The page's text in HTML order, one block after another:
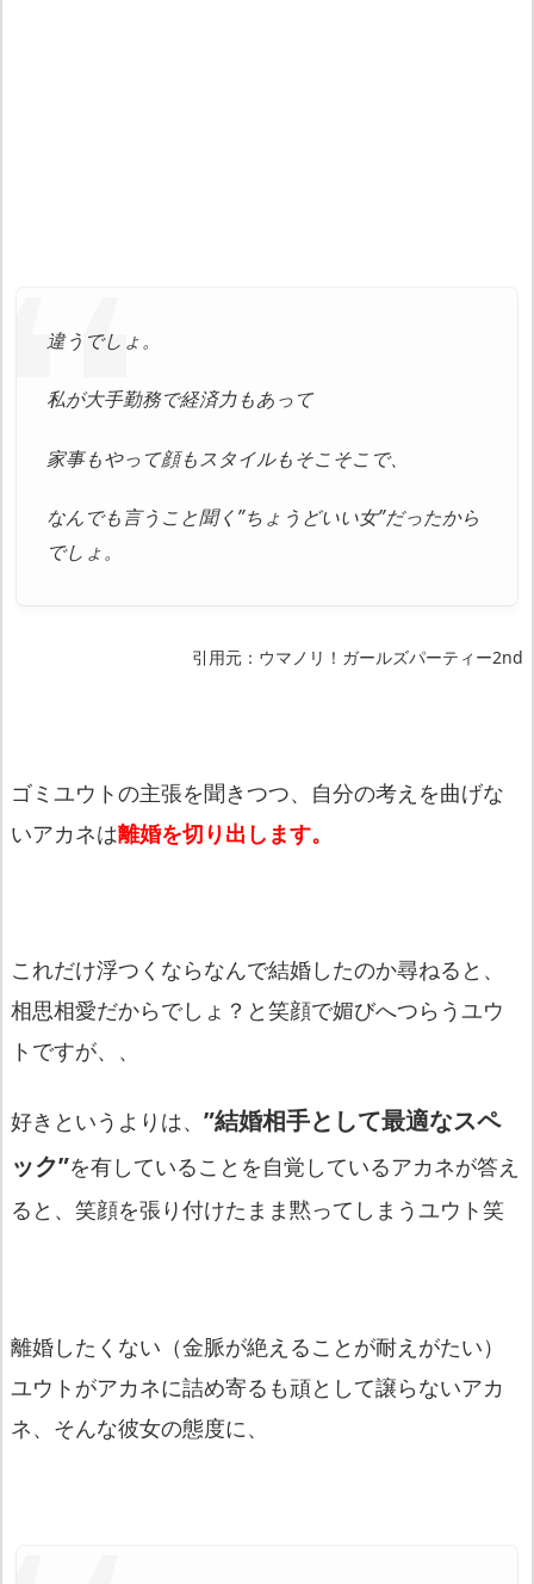
違うでしょ。
私が大手勤務で経済力もあって
家事もやって顔もスタイルもそこそこで、
なんでも言うこと聞く”ちょうどいい女”だったから
でしょ。
引用元：ウマノリ！ガールズパーティー2nd
ゴミユウトの主張を聞きつつ、自分の考えを曲げな
いアカネは離婚を切り出します。
これだけ浮つくならなんで結婚したのか尋ねると、
相思相愛だからでしょ？と笑顔で媚びへつらうユウ
トですが、、
好きというよりは、 ”結婚相手として最適なスペ
ック”を有していることを自覚しているアカネが答え
ると、笑顔を張り付けたまま黙ってしまうユウト笑
離婚したくない（金脈が絶えることが耐えがたい）
ユウトがアカネに詰め寄るも頑として譲らないアカ
ネ、そんな彼女の態度に、